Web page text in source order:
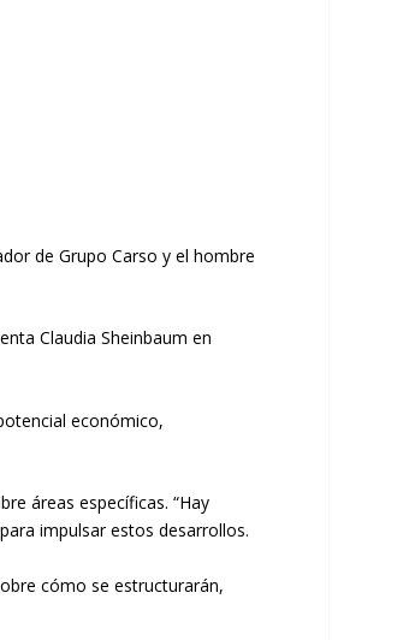
de Grupo Carso y el hombre
Claudia Sheinbaum en
económico,
áreas específicas. “Hay
impulsar estos desarrollos.
cómo se estructurarán,